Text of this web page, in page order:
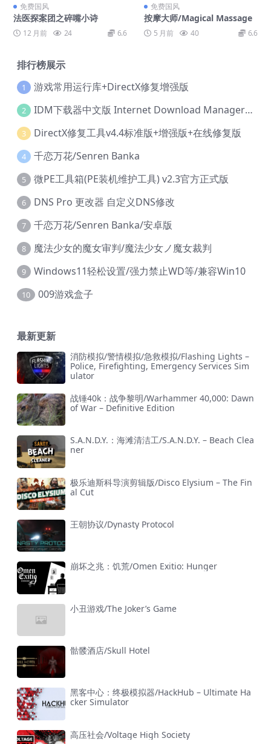
免费国风
法医探案团之碎嘴小诗
12 月前 24 6.6
免费国风
按摩大师/Magical Massage
5 月前 40 6.6
排行榜展示
1 游戏常用运行库+DirectX修复增强版
2 IDM下载器中文版 Internet Download Manager v6.42.36 IDM
3 DirectX修复工具v4.4标准版+增强版+在线修复版
4 千恋万花/Senren Banka
5 微PE工具箱(PE装机维护工具) v2.3官方正式版
6 DNS Pro 更改器 自定义DNS修改
7 千恋万花/Senren Banka/安卓版
8 魔法少女的魔女审判/魔法少女ノ魔女裁判
9 Windows11轻松设置/强力禁止WD等/兼容Win10
10 009游戏盒子
最新更新
消防模拟/警情模拟/急救模拟/Flashing Lights –
Police, Firefighting, Emergency Services Sim
ulator
战锤40k：战争黎明/Warhammer 40,000: Dawn
of War – Definitive Edition
S.A.N.D.Y.：海滩清洁工/S.A.N.D.Y. – Beach Clea
ner
极乐迪斯科导演剪辑版/Disco Elysium – The Fin
al Cut
王朝协议/Dynasty Protocol
崩坏之兆：饥荒/Omen Exitio: Hunger
小丑游戏/The Joker’s Game
骷髅酒店/Skull Hotel
黑客中心：终极模拟器/HackHub – Ultimate Ha
cker Simulator
高压社会/Voltage High Society